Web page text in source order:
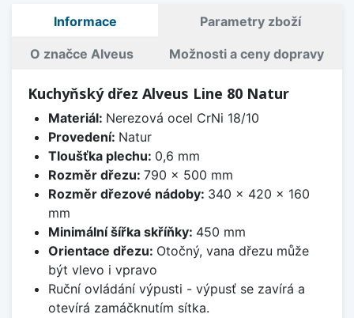
Informace Parametry zboží
O značce Alveus Možnosti a ceny dopravy
Kuchyňský dřez Alveus Line 80 Natur
Materiál: Nerezová ocel CrNi 18/10
Provedení: Natur
Tloušťka plechu: 0,6 mm
Rozměr dřezu: 790 x 500 mm
Rozměr dřezové nádoby: 340 x 420 x 160
mm
Minimální šířka skříňky: 450 mm
Orientace dřezu: Otočný, vana dřezu může
být vlevo i vpravo
Ruční ovládání výpusti - výpusť se zavírá a
otevírá zamáčknutím sítka.